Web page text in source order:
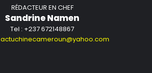
RÉDACTEUR EN CHEF
Sandrine Namen
Tel : +237 672148867
actuchinecameroun@yahoo.com